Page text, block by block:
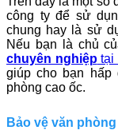
công ty để sử
chung hay là sử
Nếu bạn là chủ
chuyên nghiệptại
giúp cho bạn hấp
phòng cao ốc.
Bảo vệ văn